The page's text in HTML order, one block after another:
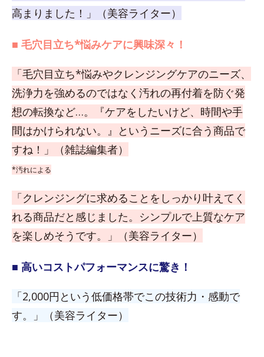
高まりました！」（美容ライター）
■ 毛穴目立ち*悩みケアに興味深々！
「毛穴目立ち*悩みやクレンジングケアのニーズ、
洗浄力を強めるのではなく汚れの再付着を防ぐ発
想の転換など…。『ケアをしたいけど、時間や手
間はかけられない。』というニーズに合う商品で
すね！」（雑誌編集者）
*汚れによる
「クレンジングに求めることをしっかり叶えてく
れる商品だと感じました。シンプルで上質なケア
を楽しめそうです。」（美容ライター）
■ 高いコストパフォーマンスに驚き！
「2,000円という低価格帯でこの技術力・感動で
す。」（美容ライター）